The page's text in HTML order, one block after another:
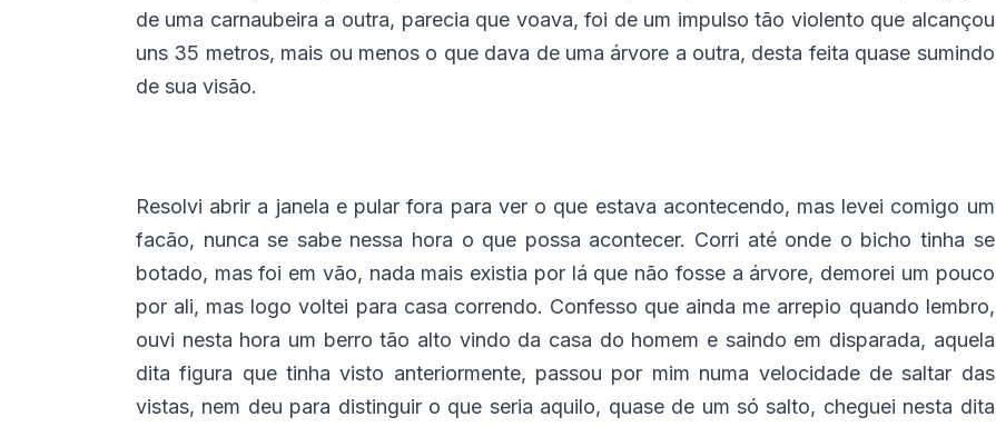
de uma carnaubeira a outra, parecia que voava, foi de um impulso tão violento que alcançou
uns 35 metros, mais ou menos o que dava de uma árvore a outra, desta feita quase sumindo
de sua visão.
Resolvi abrir a janela e pular fora para ver o que estava acontecendo, mas levei comigo um
facão, nunca se sabe nessa hora o que possa acontecer. Corri até onde o bicho tinha se
botado, mas foi em vão, nada mais existia por lá que não fosse a árvore, demorei um pouco
por ali, mas logo voltei para casa correndo. Confesso que ainda me arrepio quando lembro,
ouvi nesta hora um berro tão alto vindo da casa do homem e saindo em disparada, aquela
dita figura que tinha visto anteriormente, passou por mim numa velocidade de saltar das
vistas, nem deu para distinguir o que seria aquilo, quase de um só salto, cheguei nesta dita